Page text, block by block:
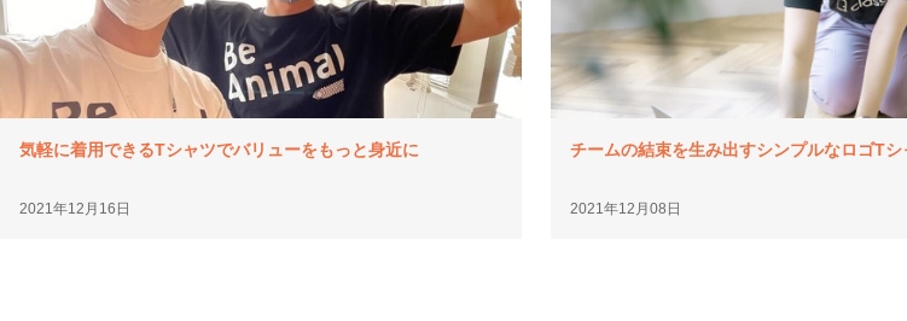
気軽に着用できるTシャツでバリューをもっと身近に
2021年12月16日
チームの結束を生み出すシンプルなロゴTシ
2021年12月08日